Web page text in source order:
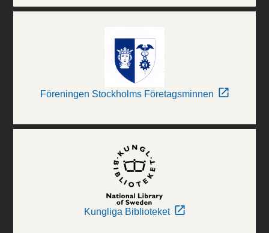
Föreningen Stockholms Företagsminnen
Kungliga Biblioteket